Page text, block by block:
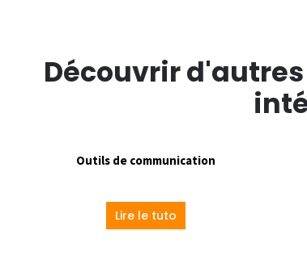
Découvrir
Outils de communication
Lire le tuto